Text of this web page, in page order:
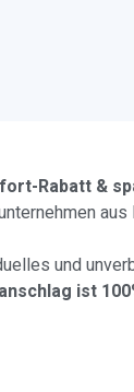
Rabatt &
aus
und
ist